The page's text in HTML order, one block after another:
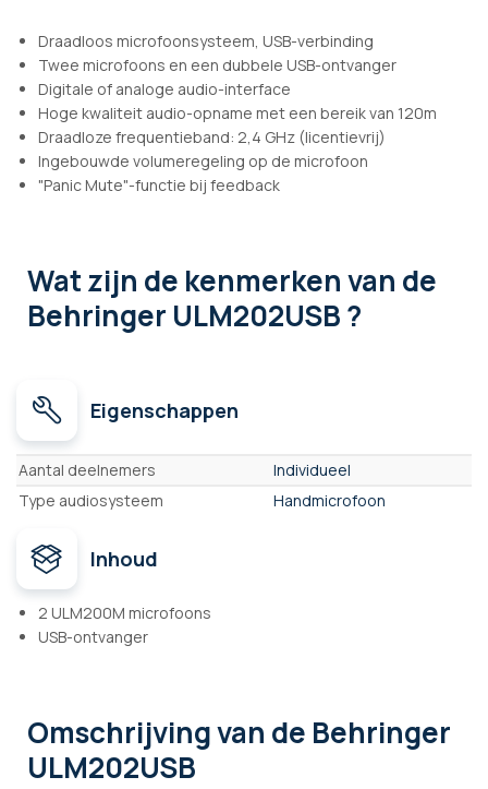
Draadloos microfoonsysteem, USB-verbinding
Twee microfoons en een dubbele USB-ontvanger
Digitale of analoge audio-interface
Hoge kwaliteit audio-opname met een bereik van 120m
Draadloze frequentieband: 2,4 GHz (licentievrij)
Ingebouwde volumeregeling op de microfoon
"Panic Mute"-functie bij feedback
Wat zijn de kenmerkenvan de
Behringer ULM202USB ?
Eigenschappen
Eigenschappen
Aantal deelnemers
Individueel
Type audiosysteem
Handmicrofoon
Inhoud
2 ULM200M microfoons
USB-ontvanger
Omschrijvingvan de Behringer
ULM202USB